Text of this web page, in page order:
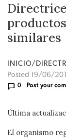
similares
INICIO/
Posted 19/06/
0 Post your
Última
El organismo